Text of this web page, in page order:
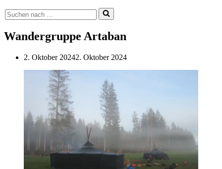
Suchen
nach …
Wandergruppe Artaban
2. Oktober 20242. Oktober 2024